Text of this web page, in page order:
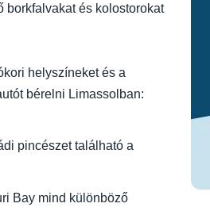
borkfalvakat és kolostorokat
helyszíneket és a
bérelni Limassolban:
pincészet található a
Bay mind különböző